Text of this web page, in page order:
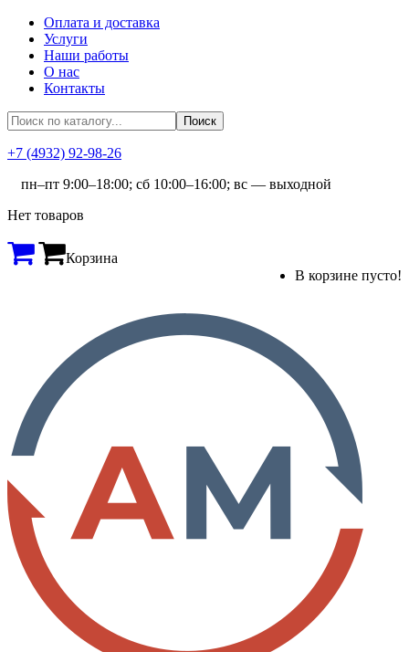
Оплата и доставка
Услуги
Наши работы
О нас
Контакты
+7 (4932) 92-98-26
пн–пт 9:00–18:00; сб 10:00–16:00; вс — выходной
Нет товаров
Корзина
В корзине пусто!